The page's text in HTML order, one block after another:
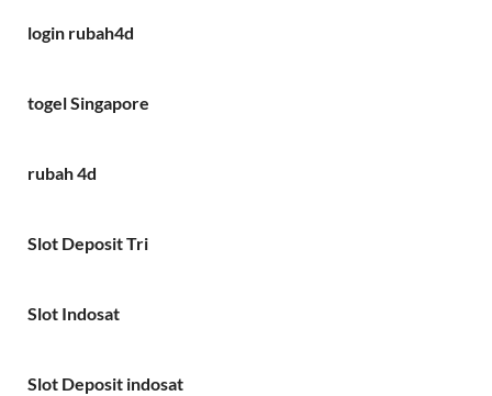
login rubah4d
togel Singapore
rubah 4d
Slot Deposit Tri
Slot Indosat
Slot Deposit indosat